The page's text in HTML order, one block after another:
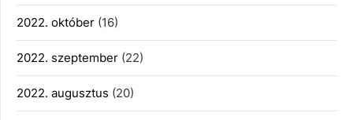
2022. október (16)
2022. szeptember (22)
2022. augusztus (20)